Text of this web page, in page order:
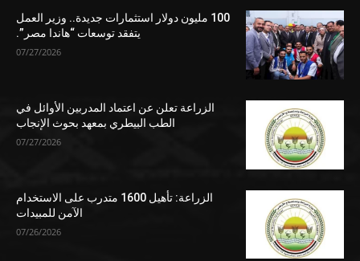
100 مليون دولار استثمارات جديدة.. وزير العمل
يتفقد توسعات “هاندا مصر”.
07/27/2026
الزراعة تعلن عن اعتماد المدربين الأوائل في
الطب البيطري بمعهد بحوث الإنجاب
07/27/2026
الزراعة: تأهيل 1600 متدرب على الاستخدام
الآمن للمبيدات
07/26/2026